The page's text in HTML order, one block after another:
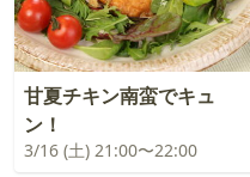
甘夏チキン南蛮でキュ
ン！
3/16 (土) 21:00〜22:00